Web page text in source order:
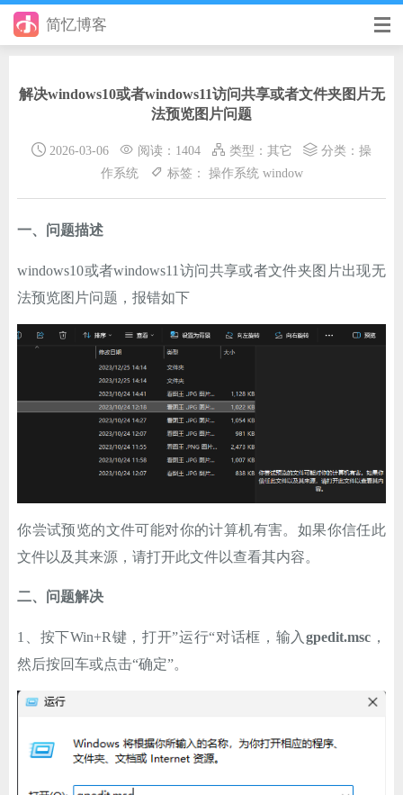
简忆博客
前端
后端
其它
在线工具
优秀个人博客
解决windows10或者windows11访问共享或者文件夹图片无
法预览图片问题
2026-03-06 阅读：1404 类型： 其它 分类： 操
作系统
标签： 操作系统 window
一、问题描述
windows10或者windows11访问共享或者文件夹图片出现无
法预览图片问题，报错如下
你尝试预览的文件可能对你的计算机有害。如果你信任此
文件以及其来源，请打开此文件以查看其内容。
二、问题解决
1、按下Win+R键，打开”运行“对话框，输入gpedit.msc ，
然后按回车或点击“确定”。